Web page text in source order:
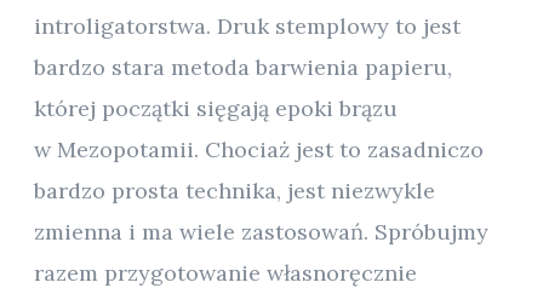
introligatorstwa. Druk stemplowy to jest
bardzo stara metoda barwienia papieru,
której początki sięgają epoki brązu
w Mezopotamii. Chociaż jest to zasadniczo
bardzo prosta technika, jest niezwykle
zmienna i ma wiele zastosowań. Spróbujmy
razem przygotowanie własnoręcznie